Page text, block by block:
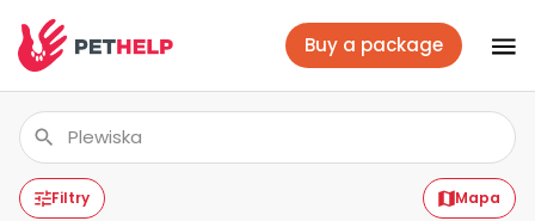
Vet branches
Log In
Buy a package
Filtry Mapa